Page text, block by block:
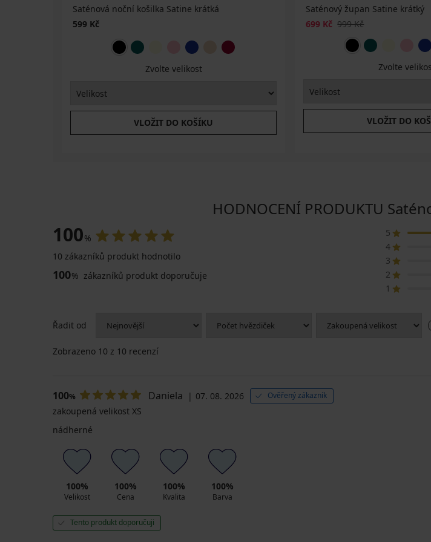
Saténová noční košilka Satine krátká
599 Kč
Zvolte velikost
VLOŽIT DO KOŠÍKU
Saténový župan Satine krátký
699 Kč 999 Kč
Zvolte
VLOŽIT DO
HODNOCENÍ PRODUKTU
100%
10 zákazníků produkt hodnotilo
100% zákazníků produkt doporučuje
5
4
3
2
1
Řadit od
Zobrazeno 10 z 10 recenzí
100% Daniela 07. 08. 2026 Ověřený zákazník
zakoupená velikost XS
nádherné
100%
Velikost
100%
Cena
100%
Kvalita
100%
Barva
Tento produkt doporučuji